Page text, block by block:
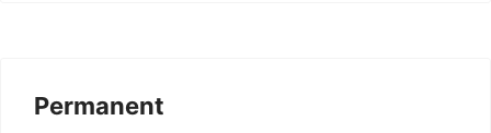
Permanent